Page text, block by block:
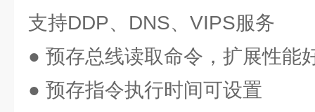
支持DDP、DNS、VIPS服务
● 预存总线读取命令，扩展性能
● 预存指令执行时间可设置